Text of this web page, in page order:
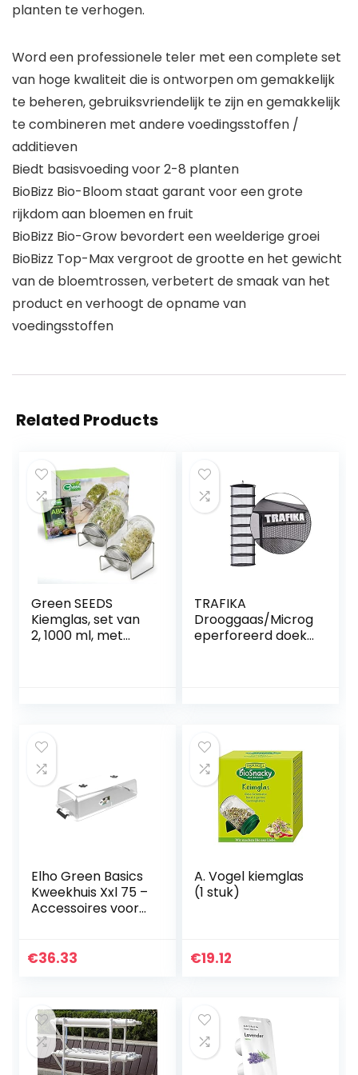
planten te verhogen.
Word een professionele teler met een complete set
van hoge kwaliteit die is ontworpen om gemakkelijk
te beheren, gebruiksvriendelijk te zijn en gemakkelijk
te combineren met andere voedingsstoffen /
additieven
Biedt basisvoeding voor 2-8 planten
BioBizz Bio-Bloom staat garant voor een grote
rijkdom aan bloemen en fruit
BioBizz Bio-Grow bevordert een weelderige groei
BioBizz Top-Max vergroot de grootte en het gewicht
van de bloemtrossen, verbetert de smaak van het
product en verhoogt de opname van
voedingsstoffen
Related Products
Green SEEDS
Kiemglas, set van
2, 1000 ml, met
TRAFIKA
Drooggaas/Microg
eperforeerd doek
paddenstoelen,
toppen/Indoorge
wassen/Buitengew
assen/DROOGREK
Elho Green Basics
Kweekhuis Xxl 75 –
Accessoires voor
es – Ø 74.8 x H 20.3
€36.33
A. Vogel kiemglas
(1 stuk)
€19.12